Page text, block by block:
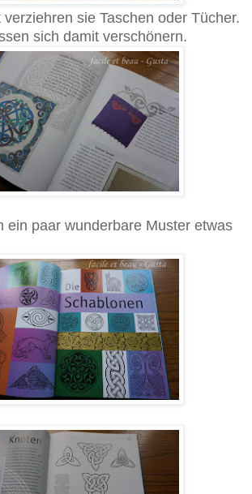
sie Taschen oder Tücher.
sich damit verschönern.
ein paar wunderbare Muster etwas